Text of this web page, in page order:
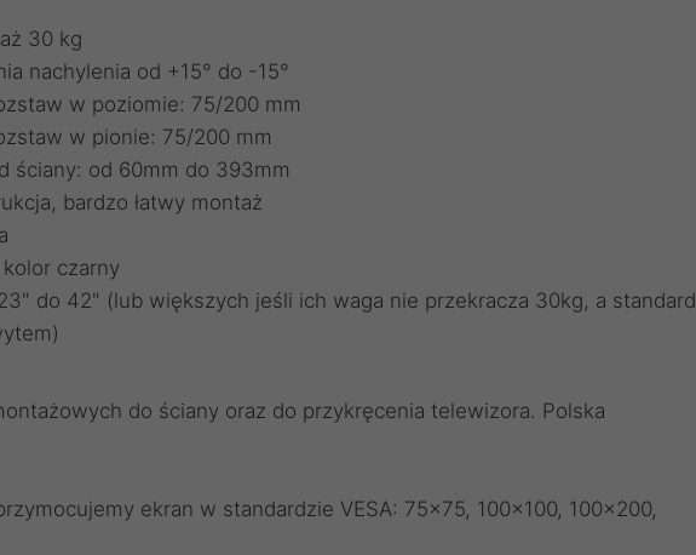
30 kg
nachylenia od +15° do -15°
w poziomie: 75/200 mm
w pionie: 75/200 mm
ściany: od 60mm do 393mm
bardzo łatwy montaż
czarny
do 42" (lub większych jeśli ich waga nie przekracza 30kg, a standard
do ściany oraz do przykręcenia telewizora. Polska
ekran w standardzie VESA: 75x75, 100x100, 100x200,